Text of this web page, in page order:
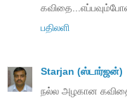
பதிலளி
Starjan (ஸ்டார்ஜன்)
நல்ல அழகான